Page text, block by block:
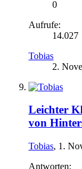
0
Aufrufe:
14.027
Tobias
2.
Leichter
von
Tobias, 1.
Antworten: